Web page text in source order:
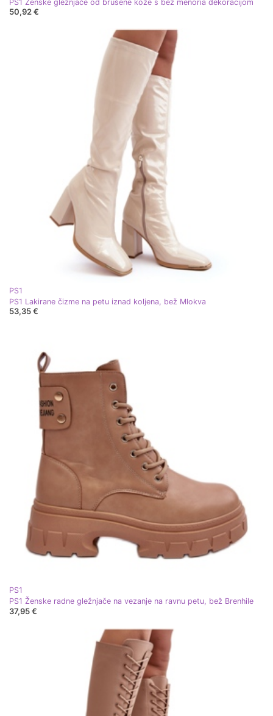
PS1 Ženske gležnjače od brušene kože s bež menoria dekoracijom
50,92 €
PS1
PS1 Lakirane čizme na petu iznad koljena, bež Mlokva
53,35 €
PS1
PS1 Ženske radne gležnjače na vezanje na ravnu petu, bež Brenhile
37,95 €